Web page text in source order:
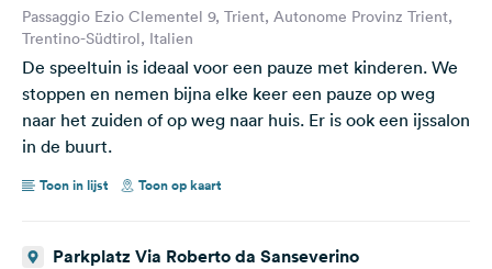
Pause
Passaggio Ezio Clementel 9, Trient, Autonome Provinz Trient,
Trentino-Südtirol, Italien
De speeltuin is ideaal voor een pauze met kinderen. We
stoppen en nemen bijna elke keer een pauze op weg
naar het zuiden of op weg naar huis. Er is ook een ijssalon
in de buurt.
Toon in lijst Toon op kaart
Parkplatz Via Roberto da Sanseverino